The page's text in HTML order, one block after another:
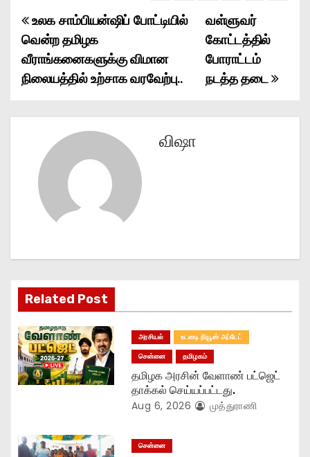
P
o
s
t
g
a
t
i
o
வள்ளுவர்
கோட்டத்தில்
போராட்டம்
நடத்த தடை
உலக சாம்பியன்ஷிப் போட்டியில்
வென்ற தமிழக
வீராங்கனைகளுக்கு விமான
நிலையத்தில் உற்சாக வரவேற்பு..
விஷா
Related Post
அரசியல்
உடனடி நியூஸ் அப்டேட்
சென்னை
தமிழகம்
தமிழக அரசின் வேளாண் பட்ஜெட்
தாக்கல் செய்யப்பட்டது.
Aug 6, 2026 முத்துராணி
சென்னை